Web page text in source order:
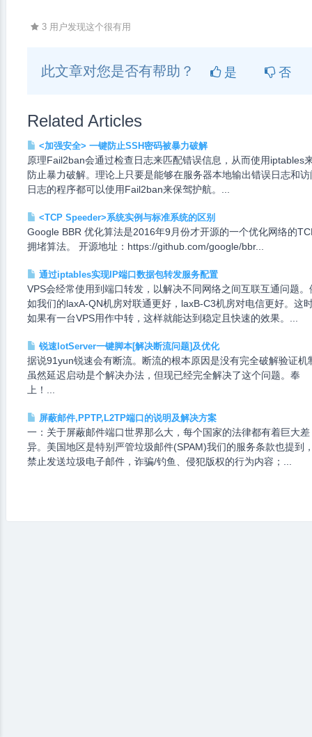
3 用户发现这个很有用
此文章对您是否有帮助？ 是 否
Related Articles
<加强安全> 一键防止SSH密码被暴力破解
原理Fail2ban会通过检查日志来匹配错误信息，从而使用iptables
防止暴力破解。理论上只要是能够在服务器本地输出错误日志和访
日志的程序都可以使用Fail2ban来保驾护航。...
<TCP Speeder>系统实例与标准系统的区别
Google BBR 优化算法是2016年9月份才开源的一个优化网络的
拥堵算法。 开源地址：https://github.com/google/bbr...
通过iptables实现IP端口数据包转发服务配置
VPS会经常使用到端口转发，以解决不同网络之间互联互通问题。
如我们的laxA-QN机房对联通更好，laxB-C3机房对电信更好。这
如果有一台VPS用作中转，这样就能达到稳定且快速的效果。...
锐速lotServer一键脚本[解决断流问题]及优化
据说91yun锐速会有断流。断流的根本原因是没有完全破解验证机
虽然延迟启动是个解决办法，但现已经完全解决了这个问题。奉
上！...
屏蔽邮件,PPTP,L2TP端口的说明及解决方案
一：关于屏蔽邮件端口世界那么大，每个国家的法律都有着巨大差
异。美国地区是特别严管垃圾邮件(SPAM)我们的服务条款也提到
禁止发送垃圾电子邮件，诈骗/钓鱼、侵犯版权的行为内容；...